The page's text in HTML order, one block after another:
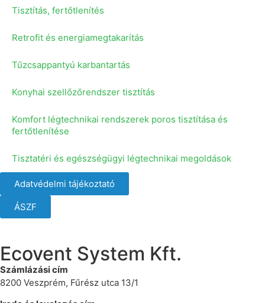
Tisztítás, fertőtlenítés
Retrofit és energiamegtakarítás
Tűzcsappantyú karbantartás
Konyhai szellőzőrendszer tisztítás
Komfort légtechnikai rendszerek poros tisztítása és
fertőtlenítése
Tisztatéri és egészségügyi légtechnikai megoldások
Adatvédelmi tájékoztató
ÁSZF
Ecovent System Kft.
Számlázási cím
8200 Veszprém, Fűrész utca 13/1